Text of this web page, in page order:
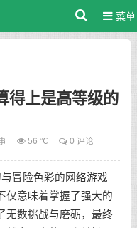
菜单
得上是高等级的
56 ℃ 0 评论
冒险色彩的网络游戏
仅意味着掌握了强大的
无数挑战与磨砺，最终